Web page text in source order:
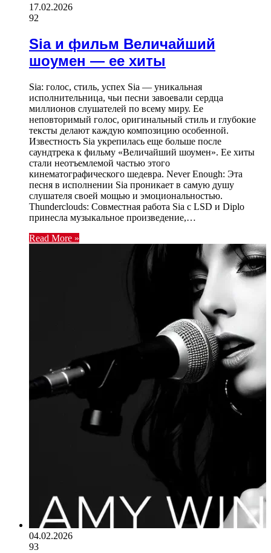
17.02.2026
92
Sia и фильм Величайший
шоумен — ее хиты
Sia: голос, стиль, успех Sia — уникальная
исполнительница, чьи песни завоевали сердца
миллионов слушателей по всему миру. Ее
неповторимый голос, оригинальный стиль и глубокие
тексты делают каждую композицию особенной.
Известность Sia укрепилась еще больше после
саундтрека к фильму «Величайший шоумен». Ее хиты
стали неотъемлемой частью этого
кинематографического шедевра. Never Enough: Эта
песня в исполнении Sia проникает в самую душу
слушателя своей мощью и эмоциональностью.
Thunderclouds: Совместная работа Sia с LSD и Diplo
принесла музыкальное произведение,…
Read More »
04.02.2026
93